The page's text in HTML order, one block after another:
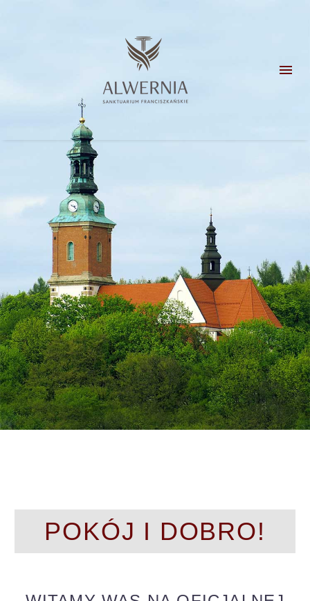
POKÓJ I DOBRO!